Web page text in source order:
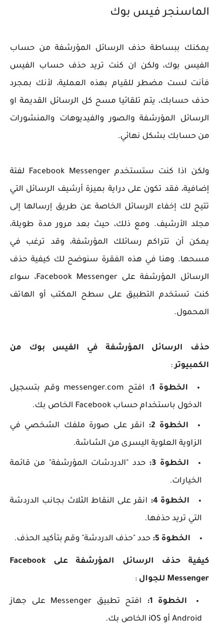
الماسنجر فيس بوك
يمكنك ببساطة حذف الرسائل المؤرشفة من حساب
الفيس بوك، ولكن ان كنت تريد حذف حساب الفيس
فأنت لست مضطر للقيام بهذه العملية، لأنك بمجرد
حذف حسابك، يتم تلقائيا مسح كل الرسائل القديمة او
الرسائل المؤرشفة والصور والفيديوهات والمنشورات
من حسابك بشكل نهائي.
ولكن اذا كنت ستستخدم Facebook Messenger لفتة
إضافية، فقد تكون على دراية بميزة أرشيف الرسائل التي
تتيح لك إخفاء الرسائل الخاصة عن طريق إرسالها إلى
مجلد الأرشيف. ومع ذلك، حيث بعد مرور مدة طويلة،
يمكن أن تتراكم رسائلك المؤرشفة، وقد ترغب في
مسحها. وهنا في هذه الفقرة سنوضح لك كيفية حذف
الرسائل المؤرشفة على Facebook Messenger، سواء
كنت تستخدم التطبيق على سطح المكتب أو الهاتف
المحمول.
حذف الرسائل المؤرشفة في الفيس بوك من
الكمبيوتر:
الخطوة 1:
افتح messenger.com وقم بتسجيل
الدخول باستخدام حساب Facebook الخاص بك.
الخطوة 2:
انقر على صورة ملفك الشخصي في
الزاوية العلوية اليسرى من الشاشة.
الخطوة 3:
حدد "الدردشات المؤرشفة" من قائمة
الخيارات.
الخطوة 4:
انقر على النقاط الثلاث بجانب الدردشة
التي تريد حذفها.
الخطوة 5: حدد "حذف الدردشة" وقم بتأكيد الحذف.
كيفية حذف الرسائل المؤرشفة على Facebook
Messenger للجوال
:
الخطوة 1:
افتح تطبيق Messenger على جهاز
Android أو iOS الخاص بك.